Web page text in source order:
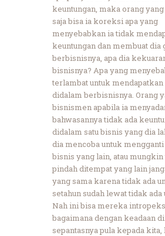
keuntungan, maka orang
saja bisa ia koreksi apa yang
menyebabkan ia tidak
keuntungan dan membuat dia
berbisnisnya, apa dia
bisnisnya? Apa yang
terlambat untuk
didalam berbisnisnya. Orang
bisnismen apabila ia
bahwasannya tidak ada
didalam satu bisnis yang dia
dia mencoba untuk
bisnis yang lain, atau
pindah ditempat yang lain
yang sama karena tidak ada
setahun sudah lewat tidak ada
Nah ini bisa mereka
bagaimana dengan keadaan
sepantasnya pula kepada kita,